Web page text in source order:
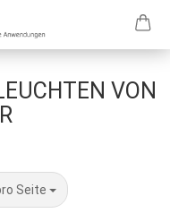
VON
Seite